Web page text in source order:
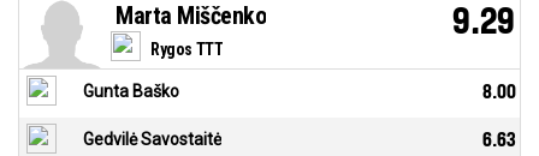
Rygos TTT
Marta Miščenko 9.29
Gunta Baško 8.00
Gedvilė Savostaitė 6.63